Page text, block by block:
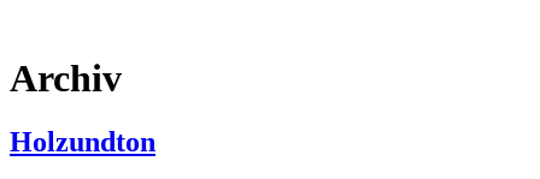
Archiv
Holzundton